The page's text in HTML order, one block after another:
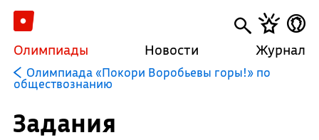
Олимпиады Новости Журнал
Олимпиада «Покори Воробьевы горы!» по
обществознанию
Задания